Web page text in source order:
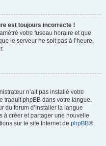
est toujours incorrecte !
votre fuseau horaire et que
le serveur ne soit pas à l’heure.
n’ait pas installé votre
traduit phpBB dans votre langue.
du forum d’installer la langue
à créer et partager une nouvelle
sur le site Internet de phpBB®.